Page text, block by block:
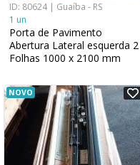
ID: 80624 | Guaíba - RS
1 un
Porta de Pavimento
Abertura Lateral esquerda 2
Folhas 1000 x 2100 mm
NOVO